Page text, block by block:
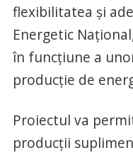
flexibilitatea și
Energetic
în funcțiune a
producție de
Proiectul va
producții